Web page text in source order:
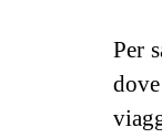
Per